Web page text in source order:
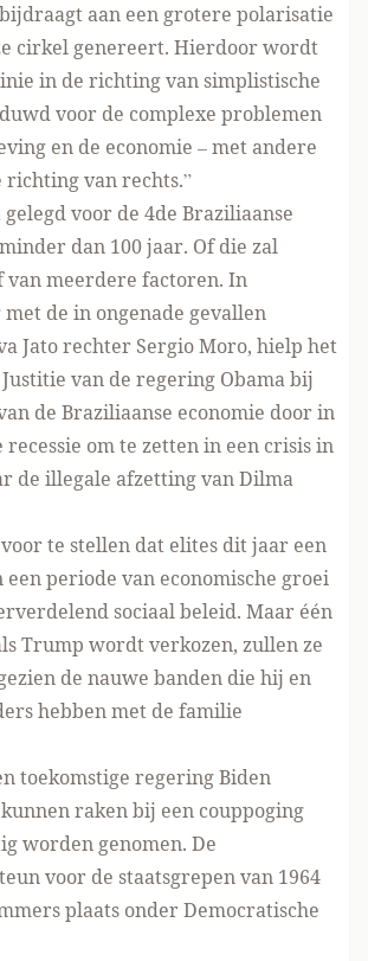
aan een grotere polarisatie
cirkel genereert. Hierdoor wordt
in de richting van simplistische
voor de complexe problemen
en de economie – met andere
van rechts.”
voor de 4de Braziliaanse
dan 100 jaar. Of die zal
van meerdere factoren. In
de in ongenade gevallen
Jato rechter Sergio Moro, hielp het
van de regering Obama bij
de Braziliaanse economie door in
recessie om te zetten in een crisis in
de illegale afzetting van Dilma
te stellen dat elites dit jaar een
een periode van economische groei
sociaal beleid. Maar één
Trump wordt verkozen, zullen ze
de nauwe banden die hij en
hebben met de familie
toekomstige regering Biden
raken bij een couppoging
worden genomen. De
voor de staatsgrepen van 1964
plaats onder Democratische